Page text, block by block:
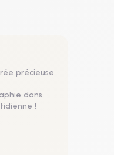
précieuse
dans
!